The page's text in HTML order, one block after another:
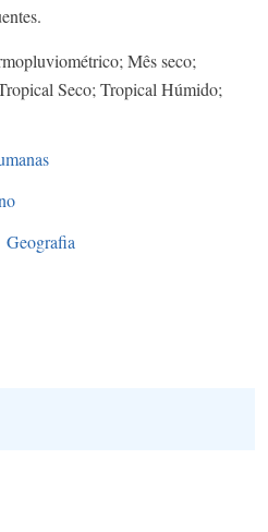
Mês seco;
Seco; Tropical Húmido;
Geografia